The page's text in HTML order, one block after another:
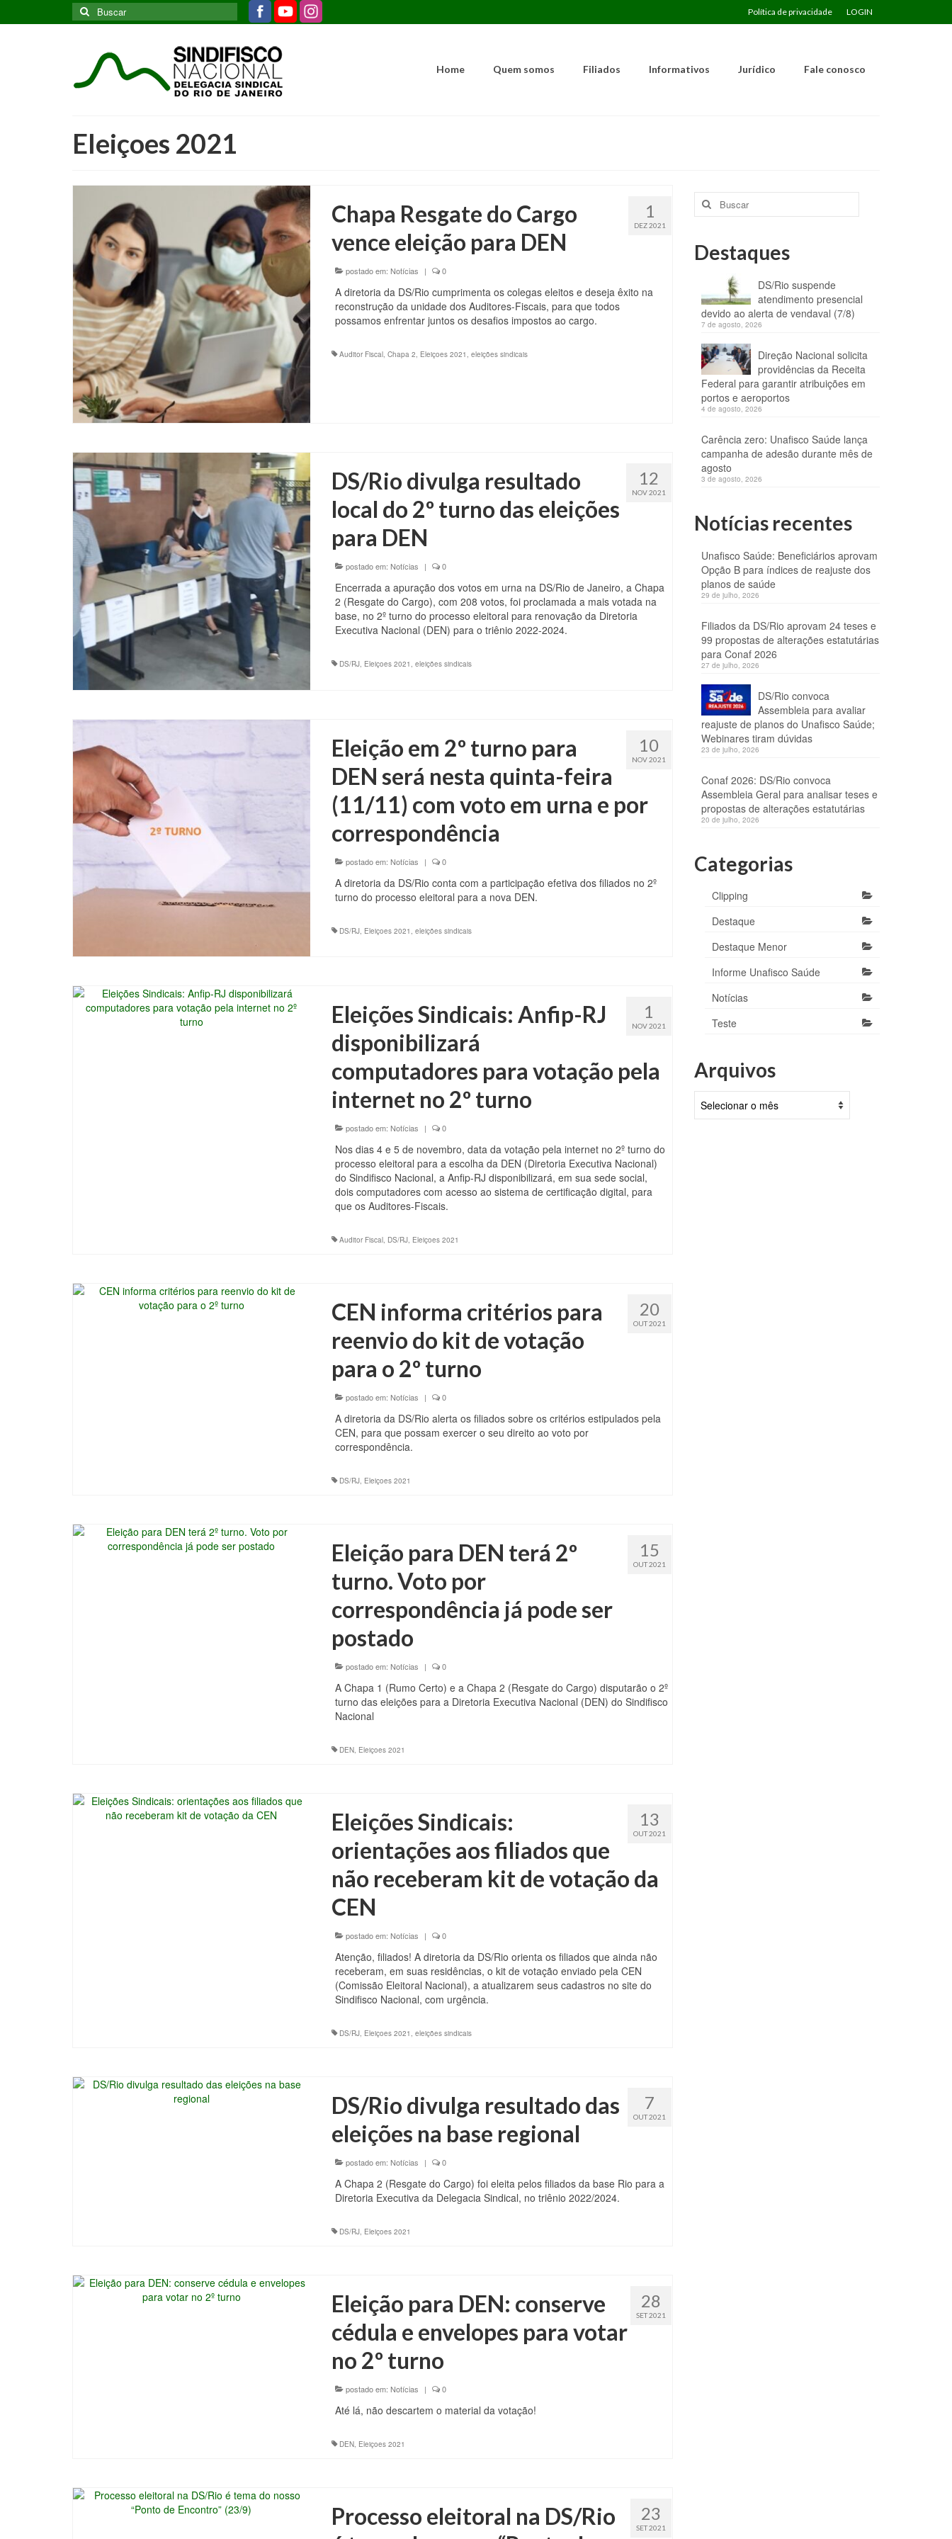
Política de privacidade LOGIN
Buscar
por:
Home Quem somos Filiados Informativos Jurídico Fale conosco
Eleiçoes 2021
1
DEZ 2021
Chapa Resgate do Cargo
vence eleição para DEN
postado em: Notícias | 0
A diretoria da DS/Rio cumprimenta os colegas eleitos e deseja êxito na
reconstrução da unidade dos Auditores-Fiscais, para que todos
possamos enfrentar juntos os desafios impostos ao cargo.
Auditor Fiscal, Chapa 2, Eleiçoes 2021 , eleições sindicais
12
NOV 2021
DS/Rio divulga resultado
local do 2º turno das eleições
para DEN
postado em: Notícias | 0
Encerrada a apuração dos votos em urna na DS/Rio de Janeiro, a Chapa
2 (Resgate do Cargo), com 208 votos, foi proclamada a mais votada na
base, no 2º turno do processo eleitoral para renovação da Diretoria
Executiva Nacional (DEN) para o triênio 2022-2024.
DS/RJ, Eleiçoes 2021 eleições sindicais
10
NOV 2021
Eleição em 2º turno para
DEN será nesta quinta-feira
(11/11) com voto em urna e por
correspondência
postado em: Notícias | 0
A diretoria da DS/Rio conta com a participação efetiva dos filiados no 2º
turno do processo eleitoral para a nova DEN.
DS/RJ, Eleiçoes 2021 eleições sindicais
1
NOV 2021
Eleições Sindicais: Anfip-RJ
disponibilizará
computadores para votação pela
internet no 2º turno
postado em: Notícias | 0
Nos dias 4 e 5 de novembro, data da votação pela internet no 2º turno do
processo eleitoral para a escolha da DEN (Diretoria Executiva Nacional)
do Sindifisco Nacional, a Anfip-RJ disponibilizará, em sua sede social,
dois computadores com acesso ao sistema de certificação digital, para
que os Auditores-Fiscais.
Auditor Fiscal, DS/RJ, Eleiçoes 2021
20
OUT 2021
CEN informa critérios para
reenvio do kit de votação
para o 2º turno
postado em: Notícias | 0
A diretoria da DS/Rio alerta os filiados sobre os critérios estipulados pela
CEN, para que possam exercer o seu direito ao voto por
correspondência.
DS/RJ, Eleiçoes 2021
15
OUT 2021
Eleição para DEN terá 2º
turno. Voto por
correspondência já pode ser
postado
postado em: Notícias | 0
A Chapa 1 (Rumo Certo) e a Chapa 2 (Resgate do Cargo) disputarão o 2º
turno das eleições para a Diretoria Executiva Nacional (DEN) do Sindifisco
Nacional
DEN, Eleiçoes 2021
13
OUT 2021
Eleições Sindicais:
orientações aos filiados que
não receberam kit de votação da
CEN
postado em: Notícias | 0
Atenção, filiados! A diretoria da DS/Rio orienta os filiados que ainda não
receberam, em suas residências, o kit de votação enviado pela CEN
(Comissão Eleitoral Nacional), a atualizarem seus cadastros no site do
Sindifisco Nacional, com urgência.
DS/RJ, Eleiçoes 2021 , eleições sindicais
7
OUT 2021
DS/Rio divulga resultado das
eleições na base regional
postado em: Notícias | 0
A Chapa 2 (Resgate do Cargo) foi eleita pelos filiados da base Rio para a
Diretoria Executiva da Delegacia Sindical, no triênio 2022/2024.
DS/RJ, Eleiçoes 2021
28
SET 2021
Eleição para DEN: conserve
cédula e envelopes para votar
no 2º turno
postado em: Notícias | 0
Até lá, não descartem o material da votação!
DEN, Eleiçoes 2021
23
SET 2021
Processo eleitoral na DS/Rio
Buscar
por:
Destaques
DS/Rio suspende
atendimento presencial
devido ao alerta de vendaval (7/8)
7 de agosto, 2026
Direção Nacional solicita
providências da Receita
Federal para garantir atribuições em
portos e aeroportos
4 de agosto, 2026
Carência zero: Unafisco Saúde lança
campanha de adesão durante mês de
agosto
3 de agosto, 2026
Notícias recentes
Unafisco Saúde: Beneficiários aprovam
Opção B para índices de reajuste dos
planos de saúde
29 de julho, 2026
Filiados da DS/Rio aprovam 24 teses e
99 propostas de alterações estatutárias
para Conaf 2026
27 de julho, 2026
DS/Rio convoca
Assembleia para avaliar
reajuste de planos do Unafisco Saúde;
Webinares tiram dúvidas
23 de julho, 2026
Conaf 2026: DS/Rio convoca
Assembleia Geral para analisar teses e
propostas de alterações estatutárias
20 de julho, 2026
Categorias
Clipping
Destaque
Destaque Menor
Informe Unafisco Saúde
Notícias
Teste
Arquivos